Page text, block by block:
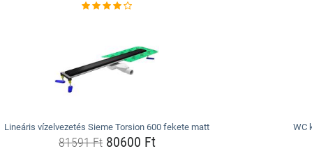
Lineáris vízelvezetés Sieme Torsion 600 fekete matt
81591 Ft80600 Ft
WC